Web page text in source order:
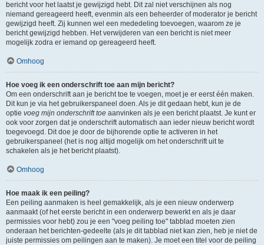
bericht voor het laatst je gewijzigd hebt. Dit zal niet verschijnen als nog
niemand gereageerd heeft, evenmin als een beheerder of moderator je bericht
gewijzigd heeft. Zij kunnen wel een mededeling toevoegen, waarom ze je
bericht gewijzigd hebben. Het verwijderen van een bericht is niet meer
mogelijk zodra er iemand op gereageerd heeft.
Omhoog
Hoe voeg ik een onderschrift toe aan mijn bericht?
Om een onderschrift aan je bericht toe te voegen, moet je er eerst één maken.
Dit kun je via het gebruikerspaneel doen. Als je dit gedaan hebt, kun je de
optie voeg mijn onderschrift toe aanvinken als je een bericht plaatst. Je kunt er
ook voor zorgen dat je onderschrift automatisch aan ieder nieuw bericht wordt
toegevoegd. Dit doe je door de bijhorende optie te activeren in het
gebruikerspaneel (het is nog altijd mogelijk om het onderschrift uit te
schakelen als je het bericht plaatst).
Omhoog
Hoe maak ik een peiling?
Een peiling aanmaken is heel gemakkelijk, als je een nieuw onderwerp
aanmaakt (of het eerste bericht in een onderwerp bewerkt en als je daar
permissies voor hebt) zou je een "voeg peiling toe" tabblad moeten zien
onderaan het berichten-gedeelte (als je dit tabblad niet kan zien, heb je niet de
juiste permissies om peilingen aan te maken). Je moet een titel voor de peiling